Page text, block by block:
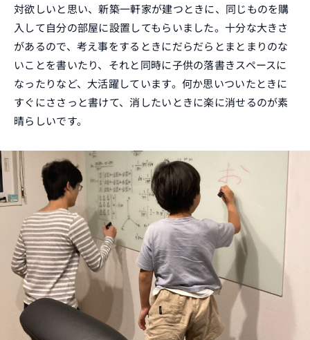
対欲しいと思い、新築一軒家が建つときに、同じものを購
入して自分の部屋に設置してもらいました。十分な大きさ
があるので、考え事をするときにだらだらとまとまりのな
いことを書いたり、それと同時に子供の落書きスペースに
なったりなど、大活躍しています。何か思いついたときに
すぐにささっと書けて、消したいときに楽に消せるのが素
晴らしいです。